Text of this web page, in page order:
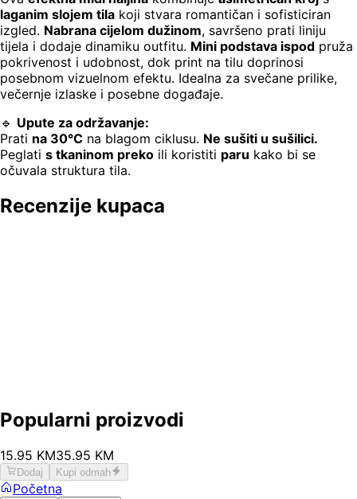
laganim slojem tila koji stvara romantičan i sofisticiran
izgled. Nabrana cijelom dužinom, savršeno prati liniju
tijela i dodaje dinamiku outfitu. Mini podstava ispod pruža
pokrivenost i udobnost, dok print na tilu doprinosi
posebnom vizuelnom efektu. Idealna za svečane prilike,
večernje izlaske i posebne događaje.
🔹 Upute za održavanje:
Prati na 30°C na blagom ciklusu. Ne sušiti u sušilici.
Peglati s tkaninom preko ili koristiti paru kako bi se
očuvala struktura tila.
Recenzije kupaca
Popularni proizvodi
15.95 KM35.95 KM
Dodaj Kupi odmah
Početna